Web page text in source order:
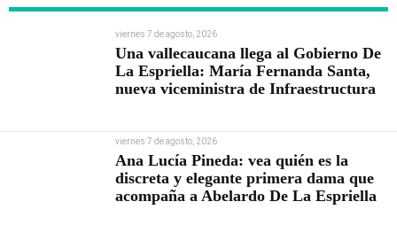
viernes 7 de agosto, 2026
Una vallecaucana llega al Gobierno De
La Espriella: María Fernanda Santa,
nueva viceministra de Infraestructura
viernes 7 de agosto, 2026
Ana Lucía Pineda: vea quién es la
discreta y elegante primera dama que
acompaña a Abelardo De La Espriella